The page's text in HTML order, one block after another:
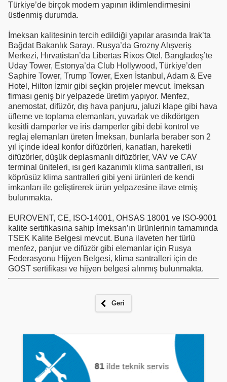
Türkiye’de birçok modern yapının iklimlendirmesini
üstlenmiş durumda.
İmeksan kalitesinin tercih edildiği yapılar arasında Irak’ta
Bağdat Bakanlık Sarayı, Rusya’da Grozny Alışveriş
Merkezi, Hırvatistan’da Libertas Rixos Otel, Bangladeş’te
Uday Tower, Estonya’da Club Hollywood, Türkiye’den
Saphire Tower, Trump Tower, Exen İstanbul, Adam & Eve
Hotel, Hilton İzmir gibi seçkin projeler mevcut. İmeksan
firması geniş bir yelpazede üretim yapıyor. Menfez,
anemostat, difüzör, dış hava panjuru, jaluzi klape gibi hava
üfleme ve toplama elemanları, yuvarlak ve dikdörtgen
kesitli damperler ve iris damperler gibi debi kontrol ve
reglaj elemanları üreten İmeksan, bunlarla beraber son 2
yıl içinde ideal konfor difüzörleri, kanatları, hareketli
difüzörler, düşük deplasmanlı difüzörler, VAV ve CAV
terminal üniteleri, ısı geri kazanımlı klima santralleri, ısı
köprüsüz klima santralleri gibi yeni ürünleri de kendi
imkanları ile geliştirerek ürün yelpazesine ilave etmiş
bulunmakta.
EUROVENT, CE, ISO-14001, OHSAS 18001 ve ISO-9001
kalite sertifikasına sahip İmeksan’ın ürünlerinin tamamında
TSEK Kalite Belgesi mevcut. Buna ilaveten her türlü
menfez, panjur ve difüzör gibi elemanlar için Rusya
Federasyonu Hijyen Belgesi, klima santralleri için de
GOST sertifikası ve hijyen belgesi alınmış bulunmakta.
Geri